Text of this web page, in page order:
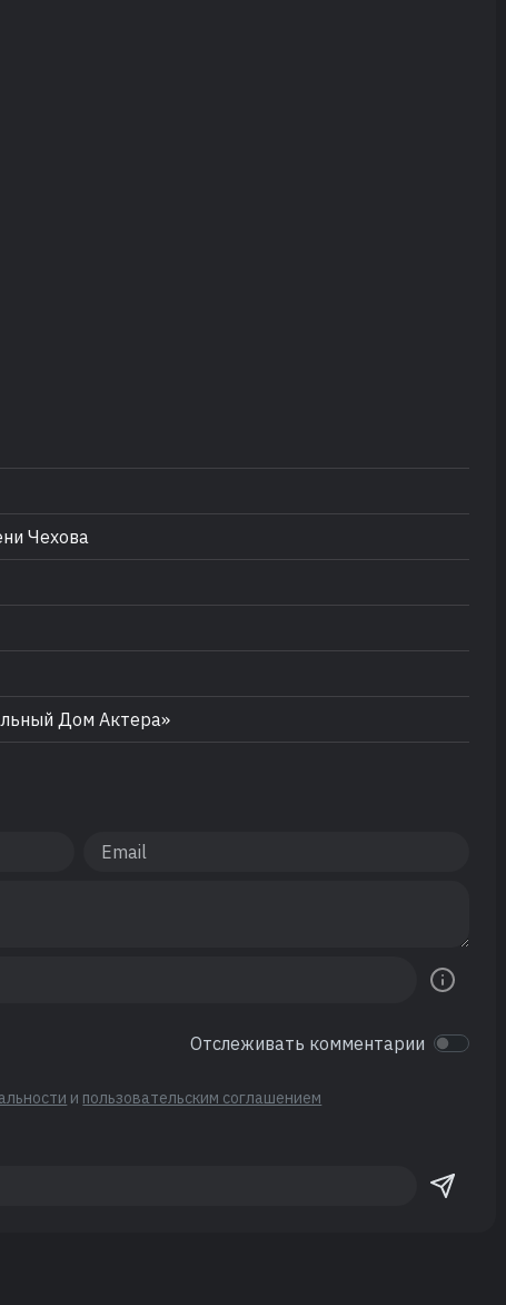
Чехова
Дом Актера»
Отслеживать комментарии
и пользовательским соглашением